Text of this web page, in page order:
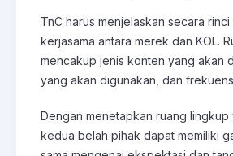
TnC harus menjelaskan secara
kerjasama antara merek dan KOL.
mencakup jenis konten yang akan
yang akan digunakan, dan
Dengan menetapkan ruang lingkup
kedua belah pihak dapat memiliki